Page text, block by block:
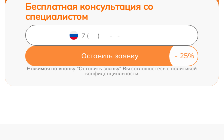
Бесплатная консультация со
специалистом
Оставить заявку
Нажимая на кнопку "Оставить заявку" Вы соглашаетесь cполитикой
конфиденциальности